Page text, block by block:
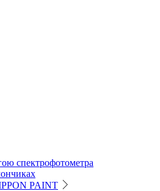
спектрофотометра
PAINT